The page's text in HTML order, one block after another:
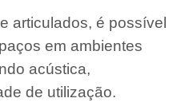
articulados, é possível
em ambientes
acústica,
de utilização.